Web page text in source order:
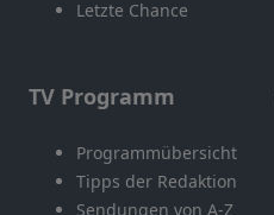
Letzte Chance
TV Programm
Programmübersicht
Tipps der Redaktion
Sendungen von A-Z